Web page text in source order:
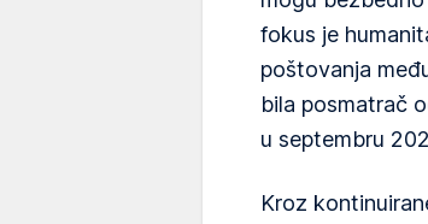
fokus je
poštovanja
bila posmatrač
u septembru
Kroz